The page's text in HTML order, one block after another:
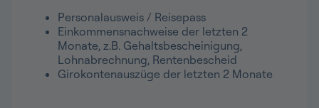
Personalausweis / Reisepass
Einkommensnachweise der letzten 2
Monate, z.B. Gehaltsbescheinigung,
Lohnabrechnung, Rentenbescheid
Girokontenauszüge der letzten 2 Monate